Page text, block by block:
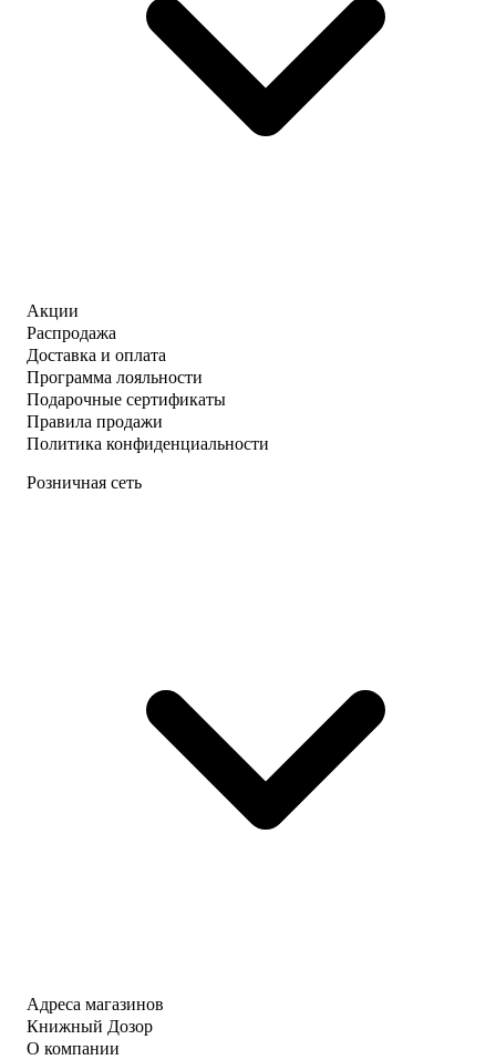
Акции
Распродажа
Доставка и оплата
Программа лояльности
Подарочные сертификаты
Правила продажи
Политика конфиденциальности
Розничная сеть
Адреса магазинов
Книжный Дозор
О компании